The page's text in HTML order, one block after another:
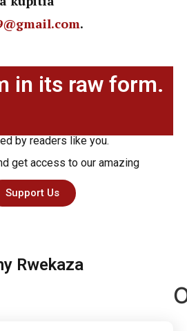
.
in its raw form.
by readers like you.
get access to our amazing
Support Us
Rwekaza